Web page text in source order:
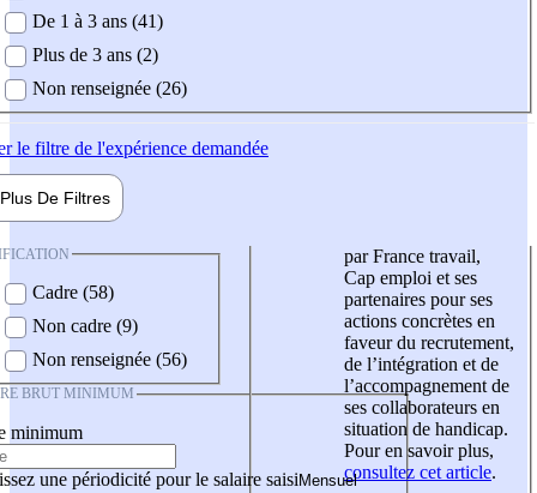
De 1 à 3 ans (41)
Plus de 3 ans (2)
Non renseignée (26)
le filtre de l'expérience demandée
Plus De Filtres
Cadre (58)
Non cadre (9)
Non renseignée (56)
BRUT MINIMUM
minimum
une périodicité pour le salaire saisi
par France travail,
Cap emploi et ses
partenaires pour ses
actions concrètes en
faveur du recrutement,
de l’intégration et de
l’accompagnement de
ses collaborateurs en
situation de handicap.
Pour en savoir plus,
consultez cet article.